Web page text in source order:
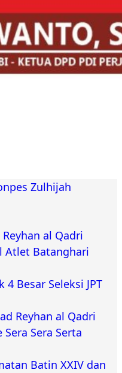
Zulhijah
al Qadri
Atlet Batanghari
Besar Seleksi JPT
Reyhan al Qadri
Sera Serta
Batin XXIV dan